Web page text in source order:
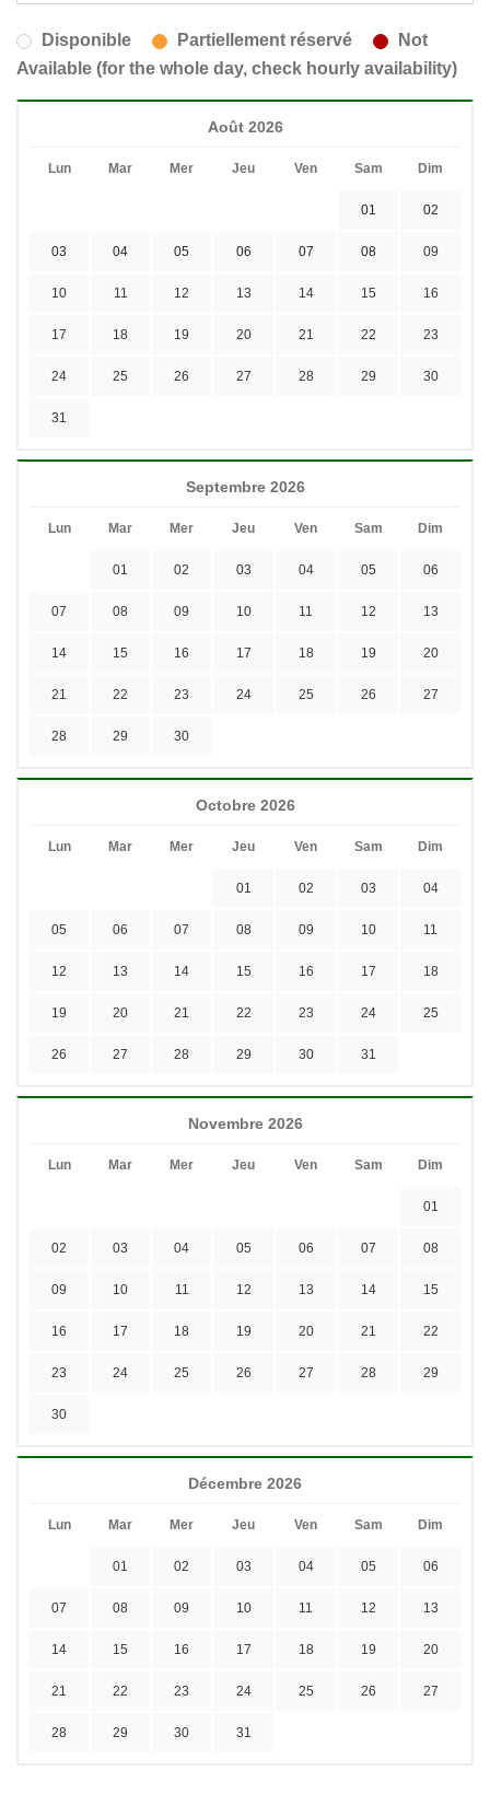
Disponible Partiellement réservé
Not
Available (for the whole day, check hourly availability)
Août 2026
Lun Mar Mer Jeu Ven Sam Dim
01 02
03 04 05 06 07 08 09
10 11 12 13 14 15 16
17 18 19 20 21 22 23
24 25 26 27 28 29 30
31
Septembre 2026
Lun Mar Mer Jeu Ven Sam Dim
01 02 03 04 05 06
07 08 09 10 11 12 13
14 15 16 17 18 19 20
21 22 23 24 25 26 27
28 29 30
Octobre 2026
Lun Mar Mer Jeu Ven Sam Dim
01 02 03 04
05 06 07 08 09 10 11
12 13 14 15 16 17 18
19 20 21 22 23 24 25
26 27 28 29 30 31
Novembre 2026
Lun Mar Mer Jeu Ven Sam Dim
01
02 03 04 05 06 07 08
09 10 11 12 13 14 15
16 17 18 19 20 21 22
23 24 25 26 27 28 29
30
Décembre 2026
Lun Mar Mer Jeu Ven Sam Dim
01 02 03 04 05 06
07 08 09 10 11 12 13
14 15 16 17 18 19 20
21 22 23 24 25 26 27
28 29 30 31